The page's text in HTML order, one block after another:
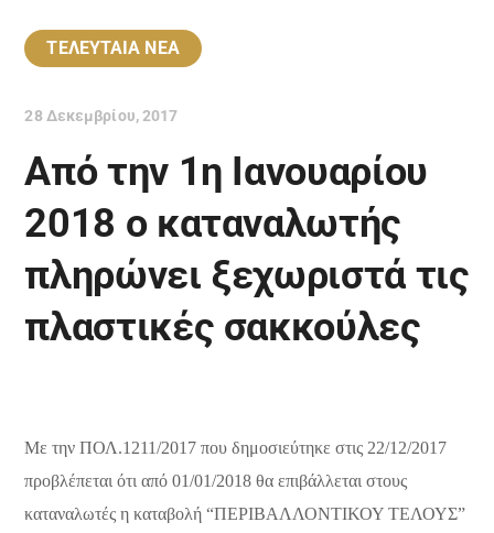
ΤΕΛΕΥΤΑΙΑ ΝΕΑ
28 Δεκεμβρίου, 2017
Από την 1η Ιανουαρίου
2018 ο καταναλωτής
πληρώνει ξεχωριστά τις
πλαστικές σακκούλες
Με την ΠΟΛ.1211/2017 που δημοσιεύτηκε στις 22/12/2017
προβλέπεται ότι από 01/01/2018 θα επιβάλλεται στους
καταναλωτές η καταβολή “ΠΕΡΙΒΑΛΛΟΝΤΙΚΟΥ ΤΕΛΟΥΣ”